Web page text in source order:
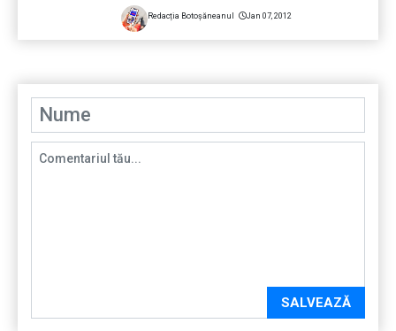
Redacția Botoșăneanul Jan 07, 2012
SALVEAZĂ